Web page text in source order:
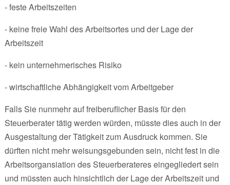
- feste Arbeitszeiten
- keine freie Wahl des Arbeitsortes und der Lage der
Arbeitszeit
- kein unternehmerisches Risiko
- wirtschaftliche Abhängigkeit vom Arbeitgeber
Falls Sie nunmehr auf freiberuflicher Basis für den
Steuerberater tätig werden würden, müsste dies auch in der
Ausgestaltung der Tätigkeit zum Ausdruck kommen. Sie
dürften nicht mehr weisungsgebunden sein, nicht fest in die
Arbeitsorgansiation des Steuerberateres eingegliedert sein
und müssten auch hinsichtlich der Lage der Arbeitszeit und